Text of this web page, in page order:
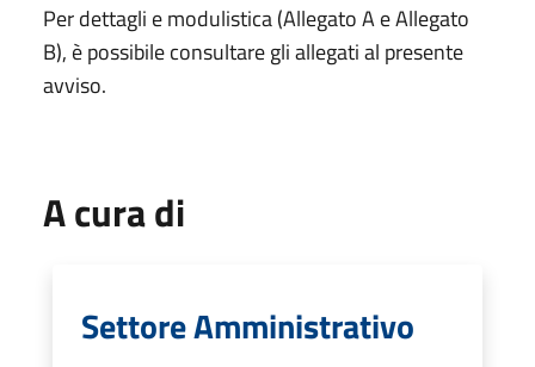
Per dettagli e modulistica (Allegato A e Allegato
B), è possibile consultare gli allegati al presente
avviso.
A cura di
Settore Amministrativo